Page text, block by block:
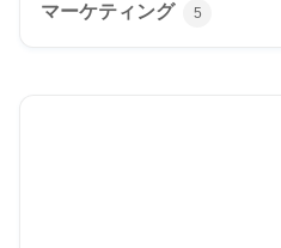
マーケティング 5